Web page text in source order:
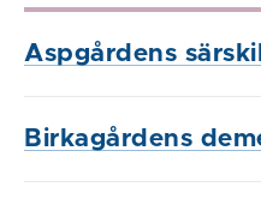
Aspgårdens
Birkagårdens